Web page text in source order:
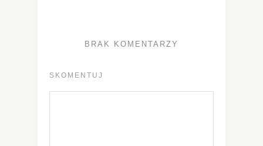
BRAK KOMENTARZY
SKOMENTUJ